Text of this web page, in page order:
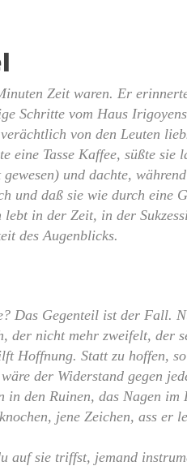
Zeit waren. Er
Schritte vom Haus
von den Leuten
Tasse Kaffee, süßte sie
und dachte,
und daß sie wie durch eine
in der Zeit, in der
des Augenblicks.
Das Gegenteil ist der Fall.
der nicht mehr zweifelt, der
Hoffnung. Statt zu hoffen,
der Widerstand gegen
in den Ruinen, das Nagen im
jene Zeichen, ass er
auf sie triffst, jemand